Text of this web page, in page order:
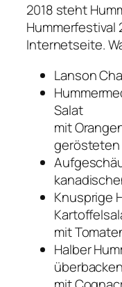
2018 steht
Hummerfestival
Internetseite.
Lanson
Salat
mit
gerösteten
Knusprige
mit
Halber
überbacken